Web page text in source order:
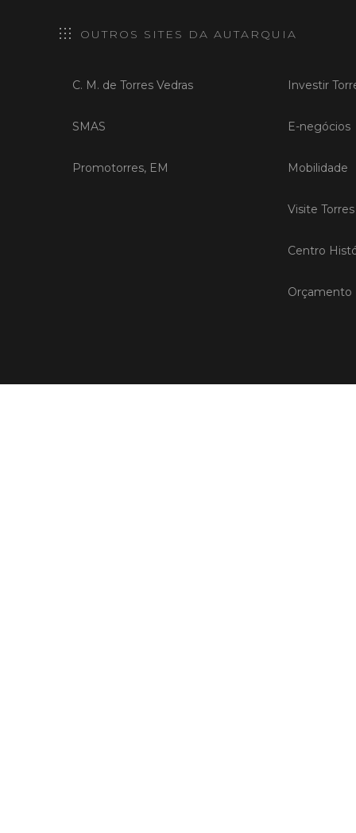
OUTROS SITES DA AUTARQUIA
C. M. de Torres Vedras
SMAS
Promotorres, EM
Investir
E-negócios
Mobilidade
Visite
Centro
Orçamento